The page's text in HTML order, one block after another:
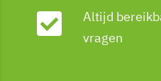
Altijd
vragen